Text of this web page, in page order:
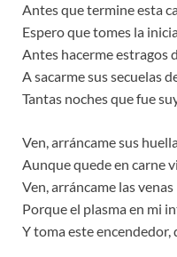
Antes que termine esta
Espero que tomes la
Antes hacerme estragos
A sacarme sus secuelas
Tantas noches que fue
Ven, arráncame sus
Aunque quede en carne
Ven, arráncame las venas
Porque el plasma en mi
Y toma este